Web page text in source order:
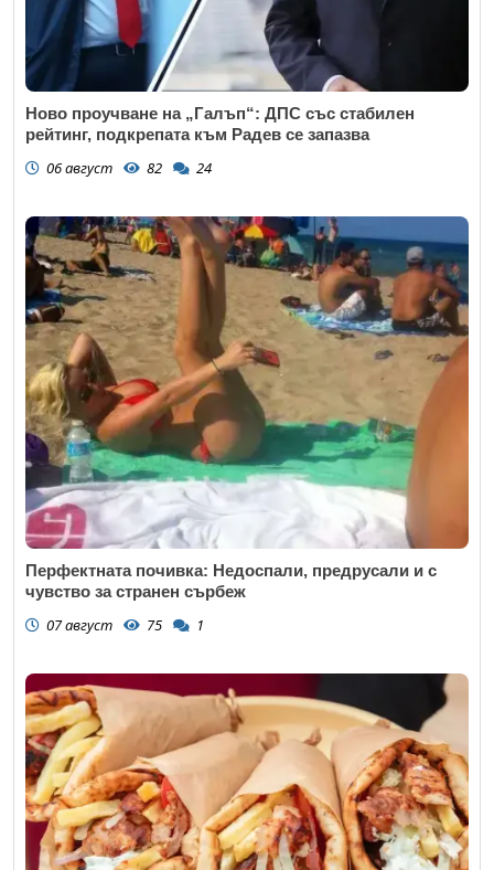
Ново проучване на „Галъп“: ДПС със стабилен
рейтинг, подкрепата към Радев се запазва
06 август 82 24
Перфектната почивка: Недоспали, предрусали и с
чувство за странен сърбеж
07 август 75 1